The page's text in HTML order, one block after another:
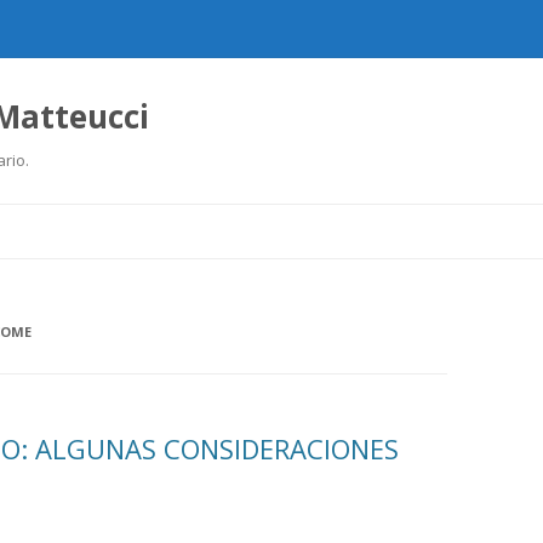
ALGUNAS CONSIDERACIONES